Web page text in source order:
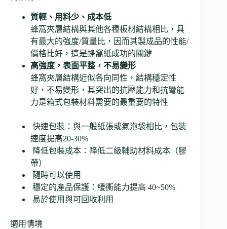
質輕、用料少、成本低
蜂窩夾層結構與其他各種板材結構相比，具
有最大的強度/質量比，因而其製成品的性能/
價格比好，這是蜂窩紙成功的關鍵
高強度，表面平整，不易變形
蜂窩夾層結構近似各向同性，結構穩定性
好，不易變形，其突出的抗壓能力和抗彎能
力是箱式包裝材料需要的最重要的特性
快速包裝：與一般紙張或氣泡袋相比，包裝
速度提高20-30%
降低包裝成本：降低二級輔助材料成本（膠
帶）
隨時可以使用
穩定的產品保護：緩衝能力提高 40~50%
易於使用與可回收利用
適用情境